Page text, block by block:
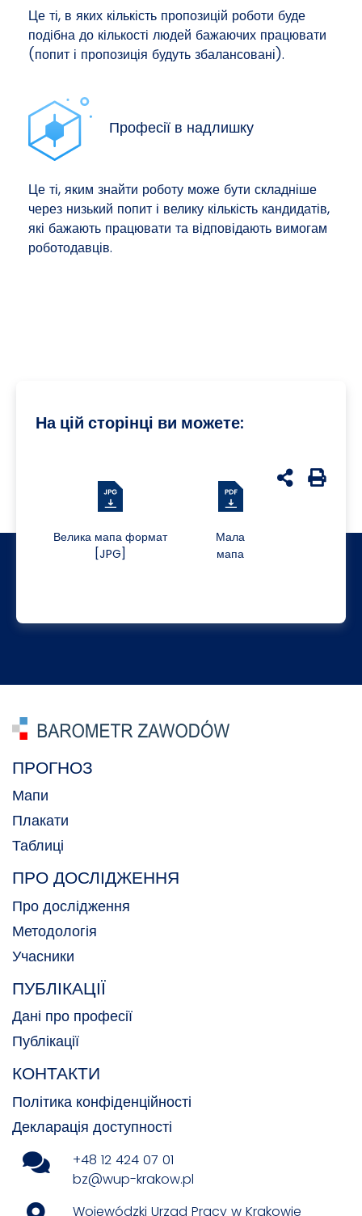
Це ті, в яких кількість пропозицій роботи буде
подібна до кількості людей бажаючих працювати
(попит і пропозиція будуть збалансовані).
Професії в надлишку
Це ті, яким знайти роботу може бути складніше
через низький попит і велику кількість кандидатів,
які бажають працювати та відповідають вимогам
роботодавців.
На цій сторінці ви можете:
Велика мапа формат
[JPG]
Мала
мапа
udostępnij
ПРОГНОЗ
Мапи
Плакати
Таблиці
ПРО ДОСЛІДЖЕННЯ
Про дослідження
Методологія
Учасники
ПУБЛІКАЦІЇ
Дані про професії
Публікації
КОНТАКТИ
Політика конфіденційності
Декларація доступності
+48 12 424 07 01
bz@wup-krakow.pl
Wojewódzki Urząd Pracy w Krakowie